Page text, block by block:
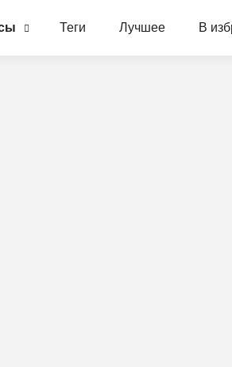
Теги Лучшее В